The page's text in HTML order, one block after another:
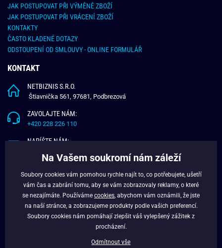
JAK POSTUPOVAT PŘI VÝMĚNĚ ZBOŽÍ
JAK POSTUPOVAT PŘI VRÁCENÍ ZBOŽÍ
KONTAKTY
ČASTO KLADENÉ DOTAZY
ODSTOUPENÍ OD SMLOUVY - ONLINE FORMULÁŘ
KONTAKT
NETBIZNIS S.R.O.
Štiavnička 561, 97681, Podbrezová
ZAVOLAJTE NÁM:
+420 228 226 110
NAPÍŠTE NÁM:
O NÁS
VĚRNOSTNÍ PROGRAM
Na Vašem soukromí nám záleží
Soubory cookies vám pomohou rychle najít to, co potřebujete, ušetří
vám čas a zabrání tomu, aby se vám zobrazovaly reklamy, o které
se nezajímáte. Používáme cookies , abychom vám oznámili, že jste
na naší stránce, a zobrazujeme produkty podle vašich preferencí.
Soubory cookies nám pomáhají zlepšit váš vylepšený zážitek z
procházení.
Odmítnout vše